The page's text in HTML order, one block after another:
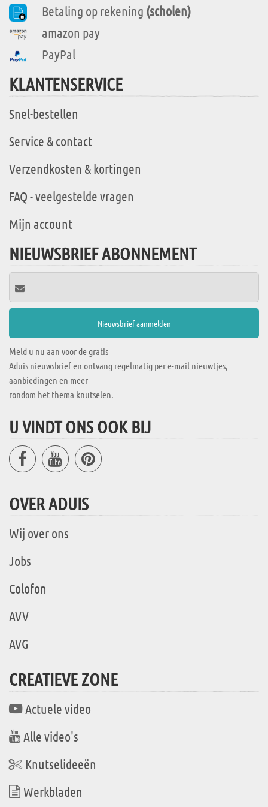
Betaling op rekening (scholen)
amazon pay
PayPal
KLANTENSERVICE
Snel-bestellen
Service & contact
Verzendkosten & kortingen
FAQ - veelgestelde vragen
Mijn account
NIEUWSBRIEF ABONNEMENT
Meld u nu aan voor de gratis
Aduis nieuwsbrief en ontvang regelmatig per e-mail nieuwtjes,
aanbiedingen en meer
rondom het thema knutselen.
U VINDT ONS OOK BIJ
OVER ADUIS
Wij over ons
Jobs
Colofon
AVV
AVG
CREATIEVE ZONE
Actuele video
Alle video's
Knutselideeën
Werkbladen